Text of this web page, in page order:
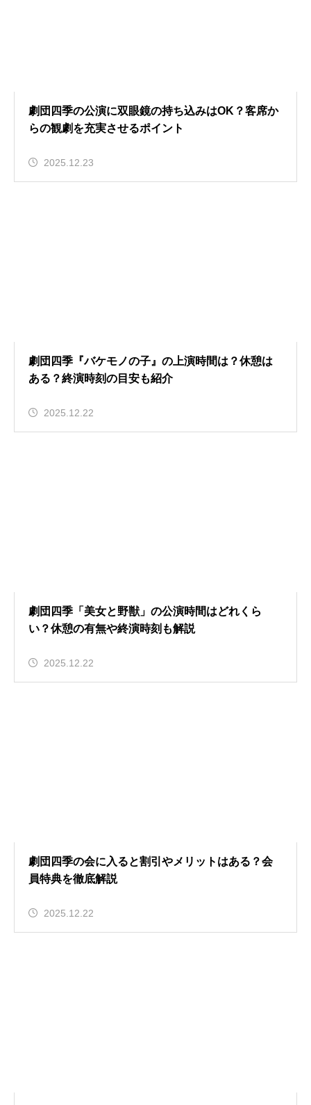
劇団四季の公演に双眼鏡の持ち込みはOK？客席か
らの観劇を充実させるポイント
2025.12.23
劇団四季『バケモノの子』の上演時間は？休憩は
ある？終演時刻の目安も紹介
2025.12.22
劇団四季「美女と野獣」の公演時間はどれくら
い？休憩の有無や終演時刻も解説
2025.12.22
劇団四季の会に入ると割引やメリットはある？会
員特典を徹底解説
2025.12.22